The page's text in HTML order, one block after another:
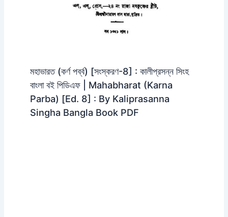
মহাভারত (কর্ণ পর্ব্ব) [সংস্করণ-8] : কালীপ্রসন্ন সিংহ
বাংলা বই পিডিএফ | Mahabharat (Karna
Parba) [Ed. 8] : By Kaliprasanna
Singha Bangla Book PDF